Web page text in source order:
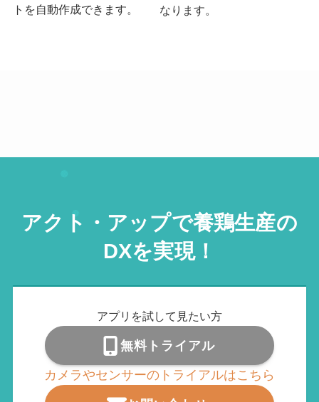
トを自動作成できます。
なります。
アクト・アップで養鶏生産の
DXを実現！
アプリを試して見たい方
無料トライアル
カメラやセンサーのトライアルはこちら